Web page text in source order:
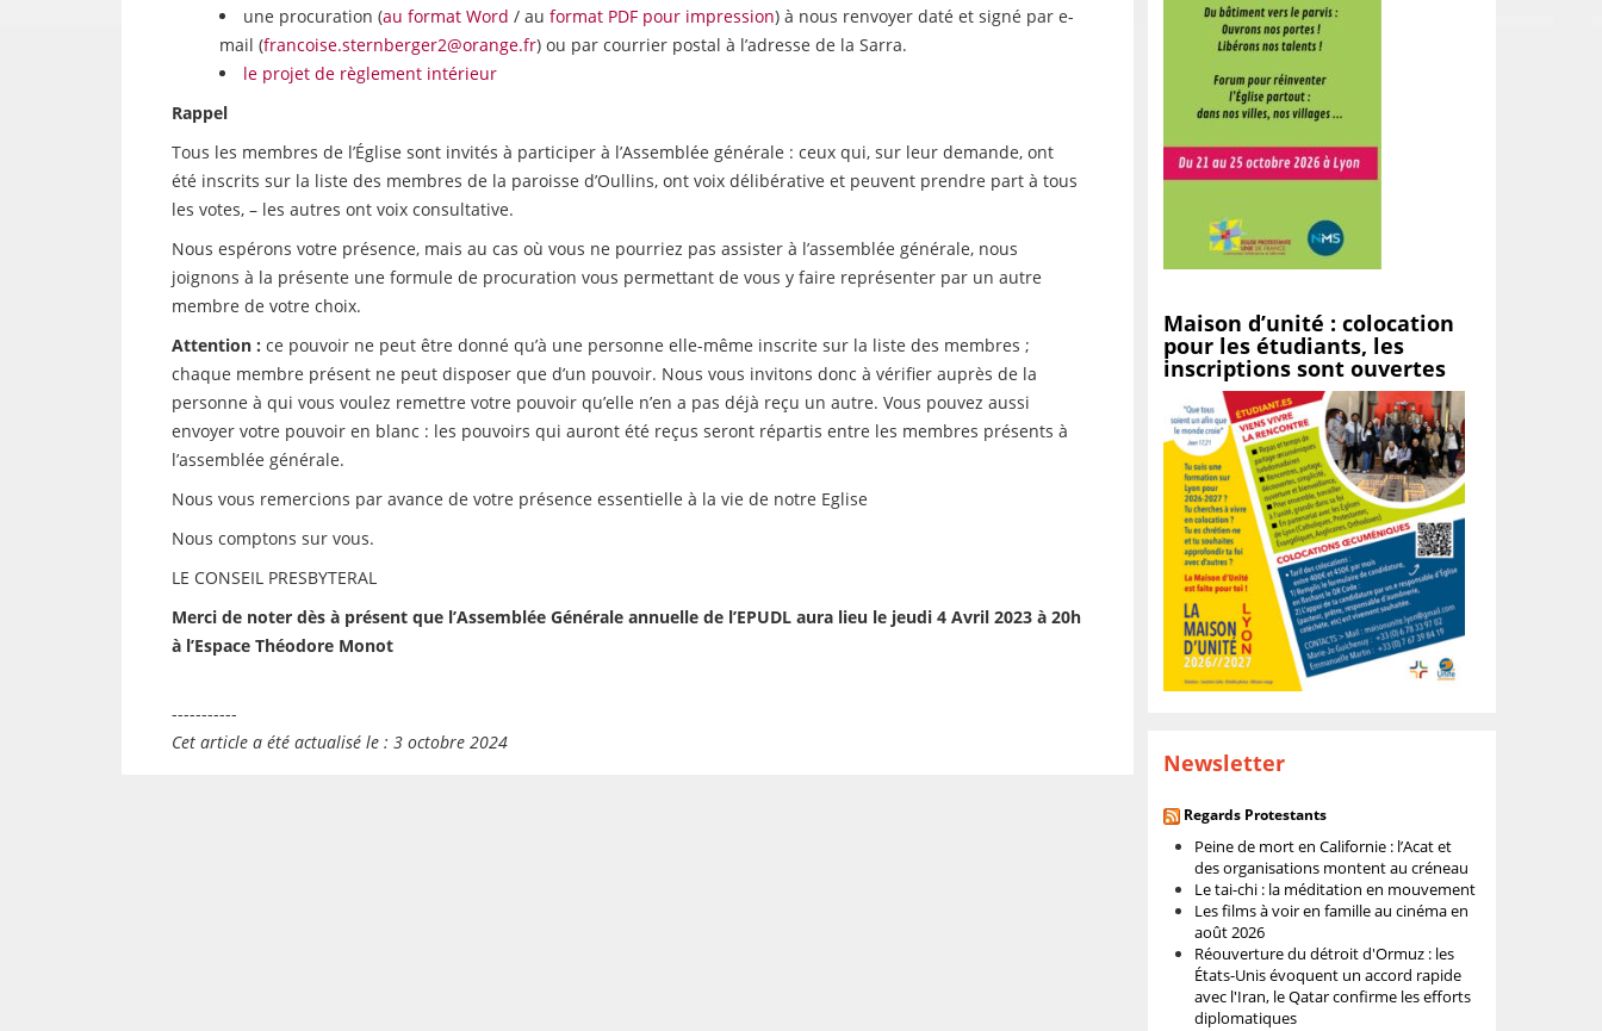
une procuration (au format Word / auformat PDF pour impression) à nous renvoyer daté et signé par e-
mail (francoise.sternberger2@orange.fr) ou par courrier postal à l’adresse de la Sarra.
le projet de règlement intérieur
Rappel
Tous les membres de l’Église sont invités à participer à l’Assemblée générale : ceux qui, sur leur demande, ont
été inscrits sur la liste des membres de la paroisse d’Oullins, ont voix délibérative et peuvent prendre part à tous
les votes, – les autres ont voix consultative.
Nous espérons votre présence, mais au cas où vous ne pourriez pas assister à l’assemblée générale, nous
joignons à la présente une formule de procuration vous permettant de vous y faire représenter par un autre
membre de votre choix.
Attention : ce pouvoir ne peut être donné qu’à une personne elle-même inscrite sur la liste des membres ;
chaque membre présent ne peut disposer que d’un pouvoir. Nous vous invitons donc à vérifier auprès de la
personne à qui vous voulez remettre votre pouvoir qu’elle n’en a pas déjà reçu un autre. Vous pouvez aussi
envoyer votre pouvoir en blanc : les pouvoirs qui auront été reçus seront répartis entre les membres présents à
l’assemblée générale.
Nous vous remercions par avance de votre présence essentielle à la vie de notre Eglise
Nous comptons sur vous.
LE CONSEIL PRESBYTERAL
Merci de noter dès à présent que l’Assemblée Générale annuelle de l’EPUDL aura lieu le jeudi 4 Avril 2023 à 20h
à l’Espace Théodore Monot
-----------
Cet article a été actualisé le : 3 octobre 2024
Maison d’unité : colocation
pour les étudiants, les
inscriptions sont ouvertes
Newsletter
Regards Protestants
Peine de mort en Californie : l’Acat et
des organisations montent au créneau
Le tai-chi : la méditation en mouvement
Les films à voir en famille au cinéma en
août 2026
Réouverture du détroit d'Ormuz : les
États-Unis évoquent un accord rapide
avec l'Iran, le Qatar confirme les efforts
diplomatiques